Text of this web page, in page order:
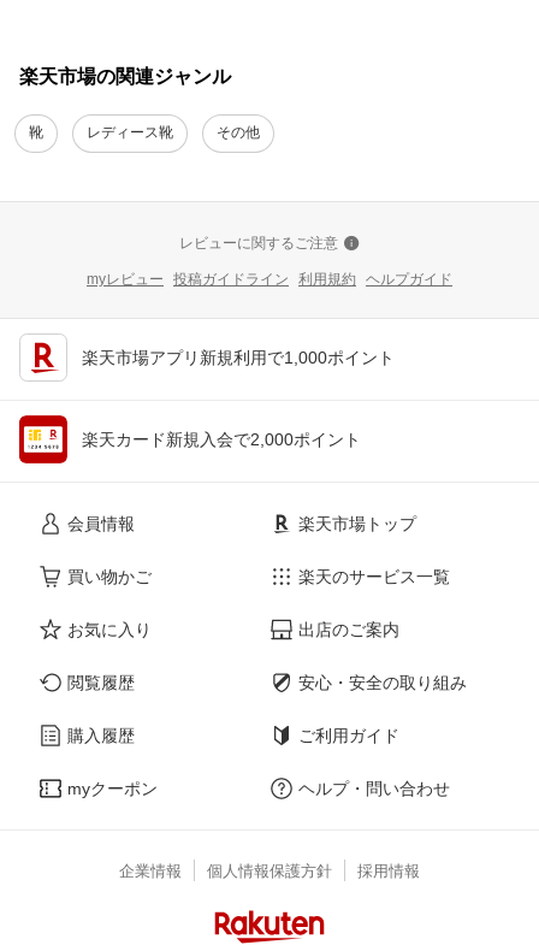
楽天市場の関連ジャンル
靴 レディース靴 その他
レビューに関するご注意
myレビュー 投稿ガイドライン 利用規約 ヘルプガイド
楽天市場アプリ新規利用で1,000ポイント
楽天カード新規入会で2,000ポイント
会員情報
買い物かご
お気に入り
閲覧履歴
購入履歴
myクーポン
楽天市場トップ
楽天のサービス一覧
出店のご案内
安心・安全の取り組み
ご利用ガイド
ヘルプ・問い合わせ
企業情報 個人情報保護方針 採用情報